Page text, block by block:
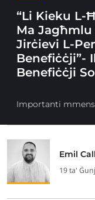
“Li Kieku L-
Ma
Jirċievi L-
Benefiċċji”-
Benefiċċji
Importanti
Emil
19 ta'